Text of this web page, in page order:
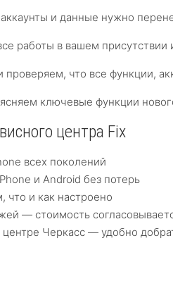
и данные нужно
работы в вашем
проверяем, что все функции,
ключевые функции
центра Fix
всех поколений
и Android без потерь
что и как настроено
— стоимость
Черкасс — удобно